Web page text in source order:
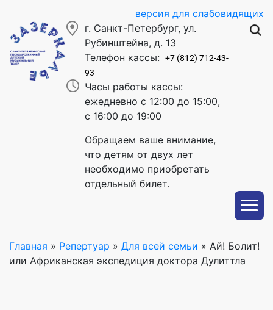
версия для слабовидящих
г. Санкт-Петербург, ул.
Рубинштейна, д. 13
Телефон кассы: +7 (812) 712-43-
93
Часы работы кассы:
ежедневно с 12:00 до 15:00,
с 16:00 до 19:00
Обращаем ваше внимание,
что детям от двух лет
необходимо приобретать
отдельный билет.
Главная » Репертуар » Для всей семьи » Ай! Болит!
или Африканская экспедиция доктора Дулиттла